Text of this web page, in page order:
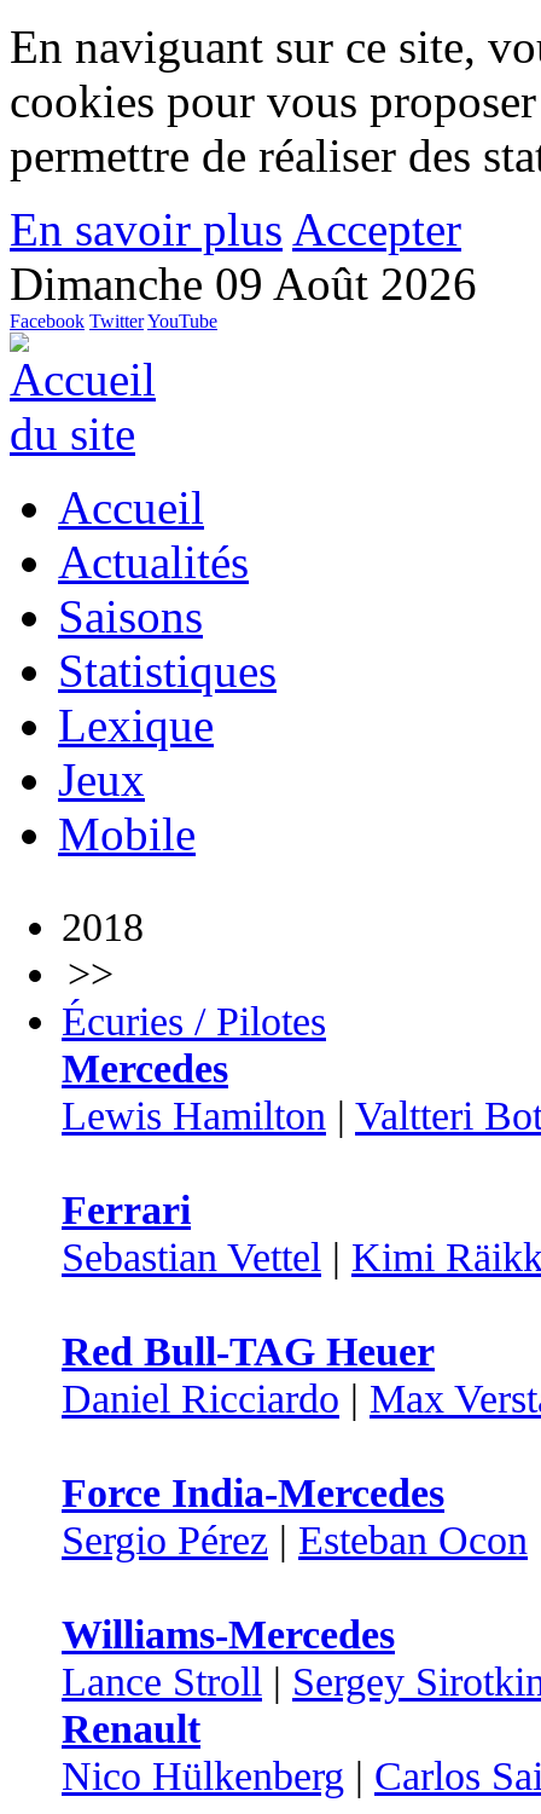
En naviguant sur ce site,
cookies pour vous
permettre de réaliser des
En savoir plus Accepter
Dimanche 09 Août 2026
Facebook TwitterYouTube
Accueil
Actualités
Saisons
Statistiques
Lexique
Jeux
Mobile
2018
>>
Écuries / Pilotes
Mercedes
Lewis Hamilton | Valtteri
Ferrari
Sebastian Vettel | Kimi
Red Bull-TAG Heuer
Daniel Ricciardo | Max
Force India-Mercedes
Sergio Pérez | Esteban Ocon
Williams-Mercedes
Lance Stroll | Sergey
Renault
Nico Hülkenberg | Carlos